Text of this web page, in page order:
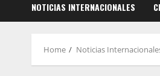
NOTICIAS INTERNACIONALES
Home Noticias